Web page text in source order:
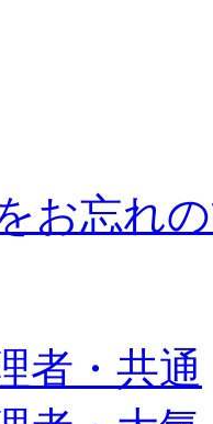
お忘れ
者・共通